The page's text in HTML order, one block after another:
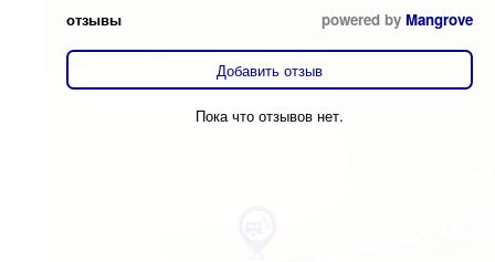
отзывы powered by Mangrove
Добавить отзыв
Пока что отзывов нет.